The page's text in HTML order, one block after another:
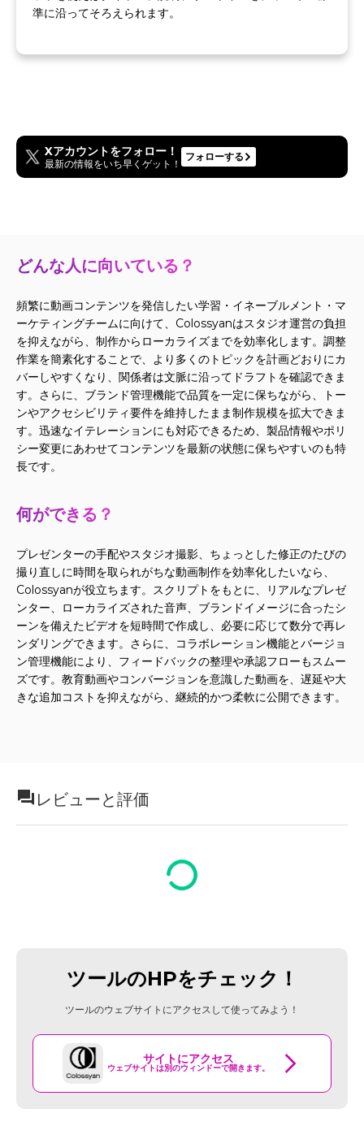
準に沿ってそろえられます。
Xアカウントをフォロー！
最新の情報をいち早くゲット！
フォローする
どんな人に向いている？
頻繁に動画コンテンツを発信したい学習・イネーブルメント・マ
ーケティングチームに向けて、Colossyanはスタジオ運営の負担
を抑えながら、制作からローカライズまでを効率化します。調整
作業を簡素化することで、より多くのトピックを計画どおりにカ
バーしやすくなり、関係者は文脈に沿ってドラフトを確認できま
す。さらに、ブランド管理機能で品質を一定に保ちながら、トー
ンやアクセシビリティ要件を維持したまま制作規模を拡大できま
す。迅速なイテレーションにも対応できるため、製品情報やポリ
シー変更にあわせてコンテンツを最新の状態に保ちやすいのも特
長です。
何ができる？
プレゼンターの手配やスタジオ撮影、ちょっとした修正のたびの
撮り直しに時間を取られがちな動画制作を効率化したいなら、
Colossyanが役立ちます。スクリプトをもとに、リアルなプレゼ
ンター、ローカライズされた音声、ブランドイメージに合ったシ
ーンを備えたビデオを短時間で作成し、必要に応じて数分で再レ
ンダリングできます。さらに、コラボレーション機能とバージョ
ン管理機能により、フィードバックの整理や承認フローもスムー
ズです。教育動画やコンバージョンを意識した動画を、遅延や大
きな追加コストを抑えながら、継続的かつ柔軟に公開できます。
レビューと評価
ツールのHPをチェック！
ツールのウェブサイトにアクセスして使ってみよう！
サイトにアクセス
ウェブサイトは別のウィンドーで開きます。